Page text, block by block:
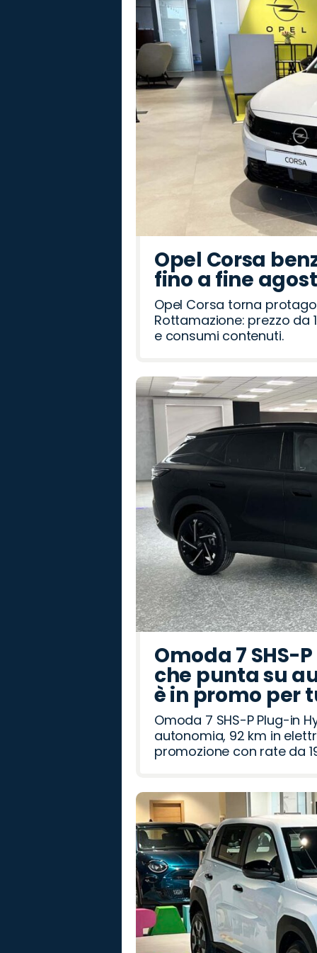
Lancia
Alfa
Romeo
Opel
Cupra
Land
Rover
Citroën
Mazda
Hyundai
Fiat
Jeep
Peugeot
Jaecoo
Abarth
Omoda
Seat
Opel Corsa
fino a fine
Opel Corsa torna
Rottamazione: prezzo da
e consumi contenuti.
Omoda 7 SHS-
che punta su
è in promo per
Omoda 7 SHS-P Plug-in
autonomia, 92 km in
promozione con rate da